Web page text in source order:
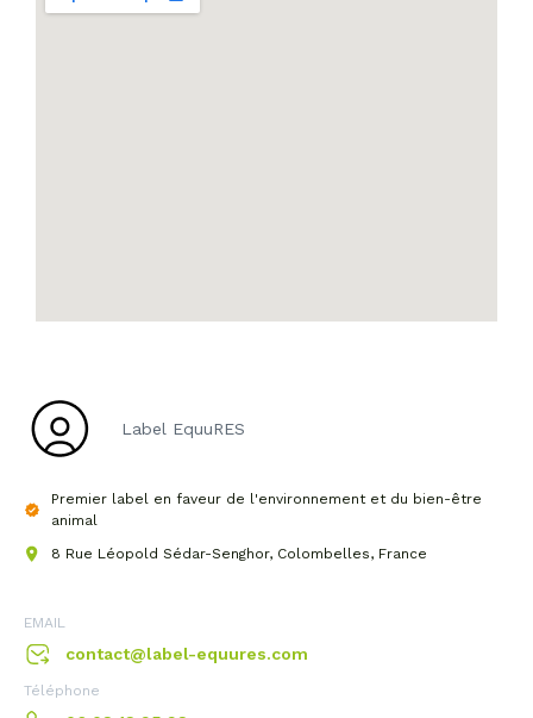
Label EquuRES
Premier label en faveur de l'environnement et du bien-être
animal
8 Rue Léopold Sédar-Senghor, Colombelles, France
EMAIL
contact@label-equures.com
Téléphone